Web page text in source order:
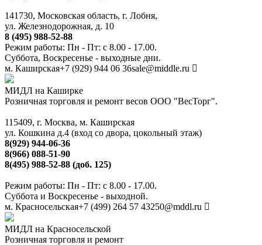
141730, Московская область, г. Лобня,
ул. Железнодорожная, д. 10
8 (495) 988-52-88
Режим работы: Пн - Пт: с 8.00 - 17.00.
Суббота, Воскресенье - выходные дни.
м. Каширская+7 (929) 944 06 36sale@middle.ru
МИДЛ на Каширке
Розничная торговля и ремонт весов ООО "ВесТорг".
115409, г. Москва, м. Каширская
ул. Кошкина д.4 (вход со двора, цокольный этаж)
8(929) 944-06-36
8(966) 088-51-90
8(495) 988-52-88 (доб. 125)
Режим работы: Пн - Пт: с 8.00 - 17.00.
Суббота и Воскресенье - выходной.
м. Красносельская+7 (499) 264 57 43250@mddl.ru
МИДЛ на Красносельской
Розничная торговля и ремонт